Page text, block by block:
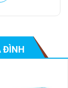
nhiều điểm
trong những
không ra
ĐÌNH